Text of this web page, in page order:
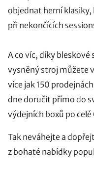
objednat herní
při nekončících
A co víc, díky bleskové
vysněný stroj můžete
více jak 150
dne doručit přímo do
výdejních boxů po celé
Tak neváhejte a
z bohaté nabídky